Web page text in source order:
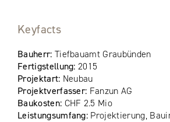
Keyfacts
Bauherr: Tiefbauamt Graubünden
Fertigstellung:2015
Projektart: Neubau
Projektverfasser: Fanzun AG
Baukosten: CHF 2.5 Mio
Leistungsumfang: Projektierung,